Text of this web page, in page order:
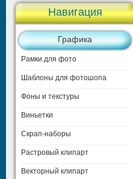
Навигация
Графика
Рамки для фото
Шаблоны для фотошопа
Фоны и текстуры
Виньетки
Скрап-наборы
Растровый клипарт
Векторный клипарт